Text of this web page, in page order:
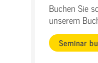
Buchen Sie
unserem
Seminar